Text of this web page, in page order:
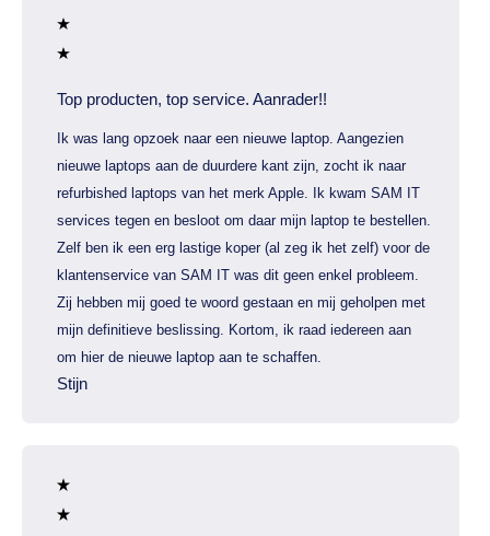
Top producten, top service. Aanrader!!
Ik was lang opzoek naar een nieuwe laptop. Aangezien
nieuwe laptops aan de duurdere kant zijn, zocht ik naar
refurbished laptops van het merk Apple. Ik kwam SAM IT
services tegen en besloot om daar mijn laptop te bestellen.
Zelf ben ik een erg lastige koper (al zeg ik het zelf) voor de
klantenservice van SAM IT was dit geen enkel probleem.
Zij hebben mij goed te woord gestaan en mij geholpen met
mijn definitieve beslissing. Kortom, ik raad iedereen aan
om hier de nieuwe laptop aan te schaffen.
Stijn